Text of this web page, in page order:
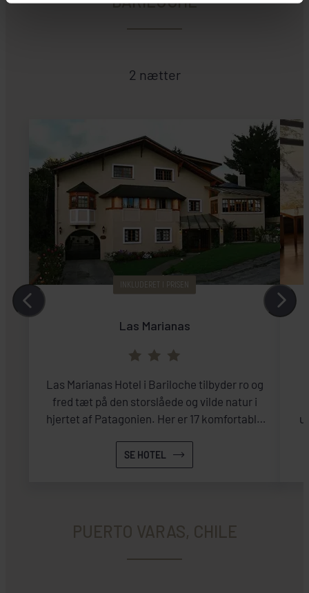
2 nætter
INKLUDERET I PRISEN
Las Marianas
Las Marianas Hotel i Bariloche tilbyder ro og
fred tæt på den storslåede og vilde natur i
hjertet af Patagonien. Her er 17 komfortable
Udforsk Nahuel Huapi-søen i nærheden og
nyd lokal mad. Ideel til eventyr eller
SE HOTEL
PUERTO VARAS, CHILE